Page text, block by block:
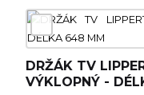
DRŽÁK TV
VÝKLOPNÝ -